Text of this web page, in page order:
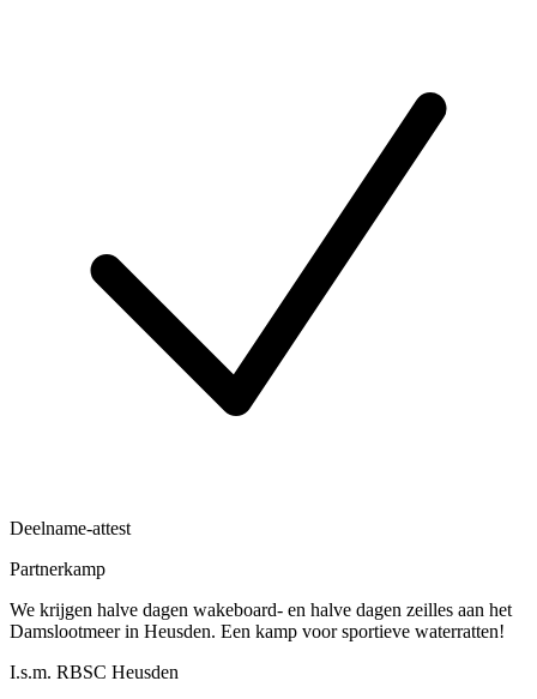
Deelname-attest
Partnerkamp
We krijgen halve dagen wakeboard- en halve dagen zeilles aan het
Damslootmeer in Heusden. Een kamp voor sportieve waterratten!
I.s.m. RBSC Heusden